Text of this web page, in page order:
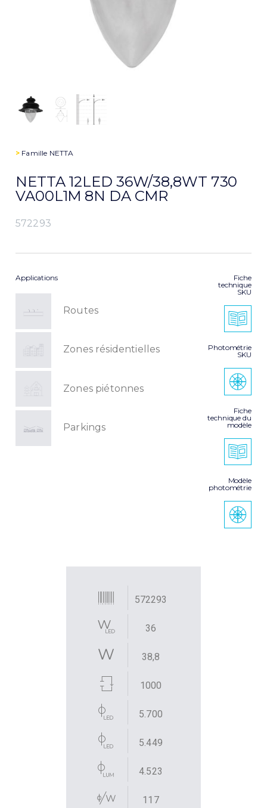
> Famille NETTA
NETTA 12LED 36W/38,8WT 730
VA00L1M 8N DA CMR
572293
Applications
Routes
Zones résidentielles
Zones piétonnes
Parkings
Fiche
technique
SKU
Photométrie
SKU
Fiche
technique du
modèle
Modèle
photométrie
572293
36
38,8
1000
5.700
5.449
4.523
117